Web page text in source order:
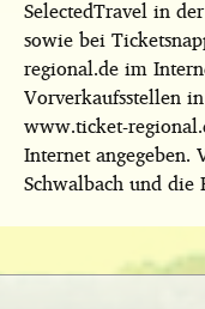
SelectedTravel in
sowie bei
regional.de im
Vorverkaufsstellen
www.ticket-
Internet angegeben.
Schwalbach und die